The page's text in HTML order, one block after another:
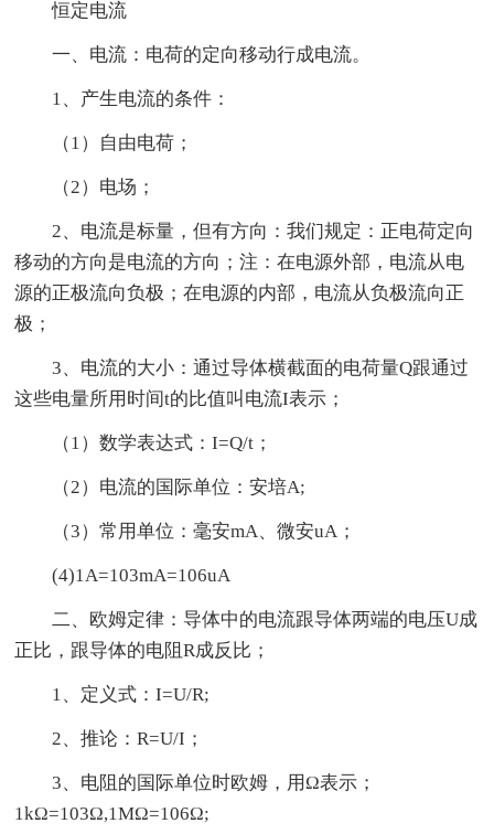
恒定电流
一、电流：电荷的定向移动行成电流。
1、产生电流的条件：
（1）自由电荷；
（2）电场；
2、电流是标量，但有方向：我们规定：正电荷定向
移动的方向是电流的方向；注：在电源外部，电流从电
源的正极流向负极；在电源的内部，电流从负极流向正
极；
3、电流的大小：通过导体横截面的电荷量Q跟通过
这些电量所用时间t的比值叫电流I表示；
（1）数学表达式：I=Q/t；
（2）电流的国际单位：安培A;
（3）常用单位：毫安mA、微安uA；
(4)1A=103mA=106uA
二、欧姆定律：导体中的电流跟导体两端的电压U成
正比，跟导体的电阻R成反比；
1、定义式：I=U/R;
2、推论：R=U/I；
3、电阻的国际单位时欧姆，用Ω表示；
1kΩ=103Ω,1MΩ=106Ω;